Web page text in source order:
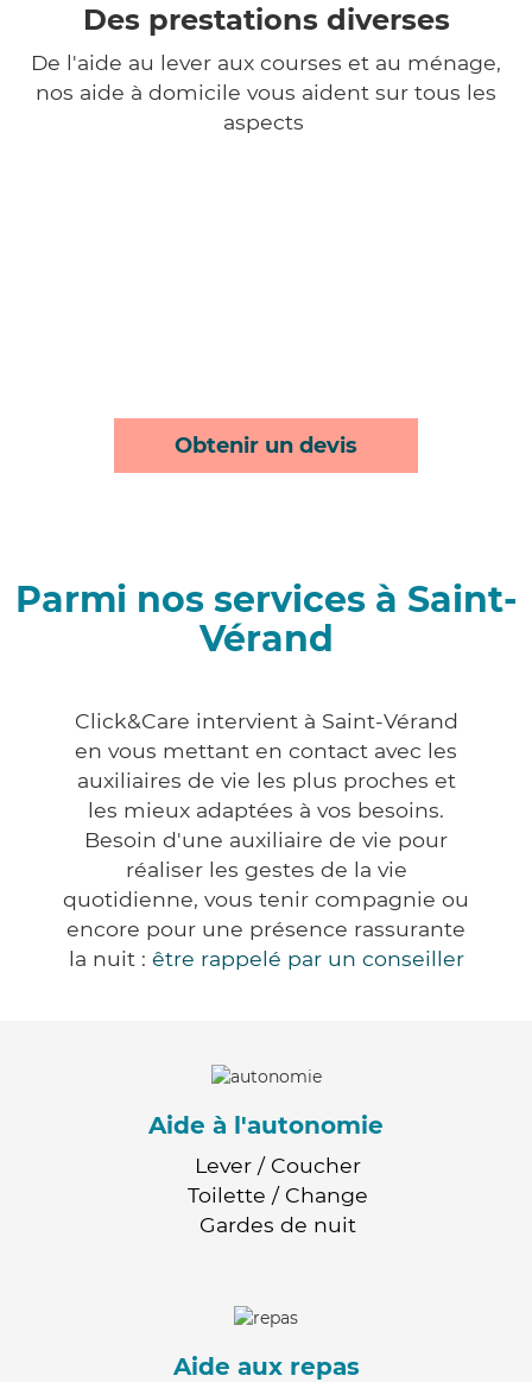
Des prestations diverses
De l'aide au lever aux courses et au ménage,
nos aide à domicile vous aident sur tous les
aspects
Obtenir un devis
Parmi nos services à Saint-
Vérand
Click&Care intervient à Saint-Vérand
en vous mettant en contact avec les
auxiliaires de vie les plus proches et
les mieux adaptées à vos besoins.
Besoin d'une auxiliaire de vie pour
réaliser les gestes de la vie
quotidienne, vous tenir compagnie ou
encore pour une présence rassurante
la nuit : être rappelé par un conseiller
Aide à l'autonomie
Lever / Coucher
Toilette / Change
Gardes de nuit
Aide aux repas